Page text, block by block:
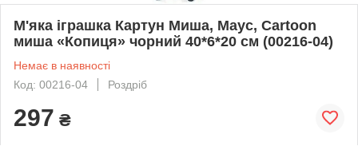
М'яка іграшка Картун Миша, Маус, Cartoon
миша «Копиця» чорний 40*6*20 см (00216-04)
Немає в наявності
Код: 00216-04
Роздріб
297 ₴